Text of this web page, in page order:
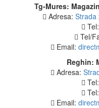
Tg-Mures:
Adresa: Strada
Tel:
Tel/
Email:
Reghin:
Adresa:
Tel:
Tel:
Email: